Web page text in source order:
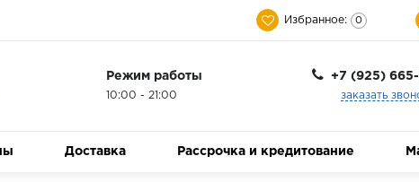
Избранное: 0
Режим работы
10:00 - 21:00
+7 (925)
заказать
Доставка Рассрочка и кредитование